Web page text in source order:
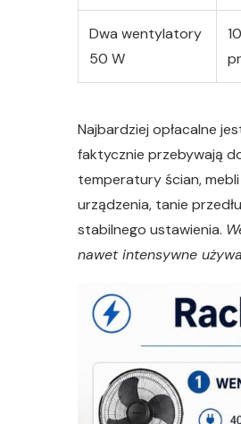
Dwa wentylatory
50 W
Najbardziej opłacalne
faktycznie przebywają
temperatury ścian,
urządzenia, tanie
stabilnego ustawienia.
nawet intensywne